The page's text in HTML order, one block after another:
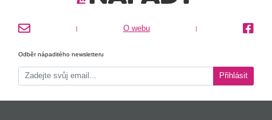
| O webu |
Odběr nápaditého newsletteru
Přihlásit